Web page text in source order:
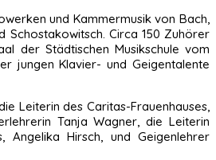
und Kammermusik von Bach,
Schostakowitsch. Circa 150 Zuhörer
der Städtischen Musikschule vom
jungen Klavier- und Geigentalente
Leiterin des Caritas-Frauenhauses,
Tanja Wagner, die Leiterin
Angelika Hirsch, und Geigenlehrer